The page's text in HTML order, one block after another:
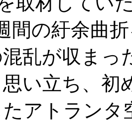
間の紆余曲
乱が収まっ
い立ち、初
アトランタ